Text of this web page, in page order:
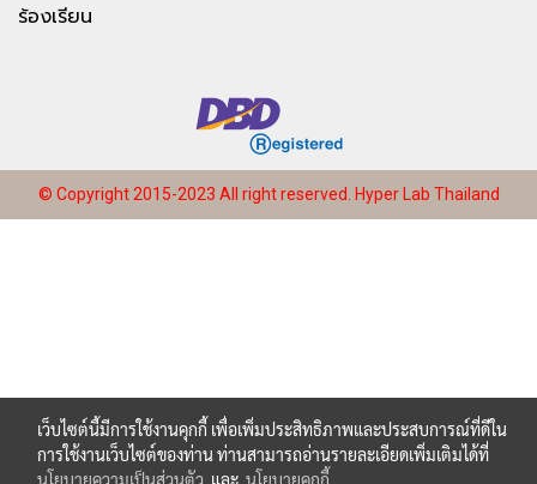
ร้องเรียน
© Copyright 2015-2023 All right reserved. Hyper Lab Thailand
เว็บไซต์นี้มีการใช้งานคุกกี้ เพื่อเพิ่มประสิทธิภาพและประสบการณ์ที่ดีใน
การใช้งานเว็บไซต์ของท่าน ท่านสามารถอ่านรายละเอียดเพิ่มเติมได้ที่
นโยบายความเป็นส่วนตัว และ นโยบายคุกกี้